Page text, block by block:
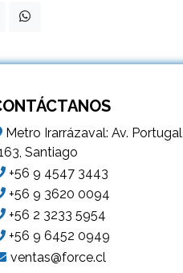
Metro Irarrázaval: Av. Portugal
Santiago
+56 9 4547 3443
+56 9 3620 0094
+56 2 3233 5954
+56 9 6452 0949
ventas@force.cl